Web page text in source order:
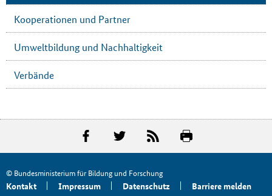
Kooperationen und Partner
Umweltbildung und Nachhaltigkeit
Verbände
© Bundesministerium für Bildung und Forschung
Kontakt Impressum Datenschutz Barriere melden